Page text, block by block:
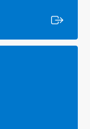
länk